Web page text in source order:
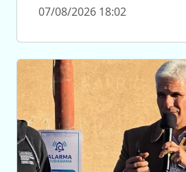
07/08/2026 18:02